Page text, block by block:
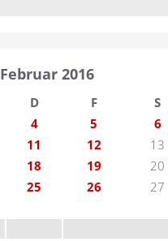
Februar 2016
D F
S
4 5
6
11 12
13
18 19
20
25 26
27